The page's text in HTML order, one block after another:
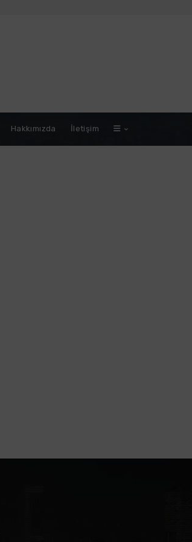
Hakkımızda İletişim